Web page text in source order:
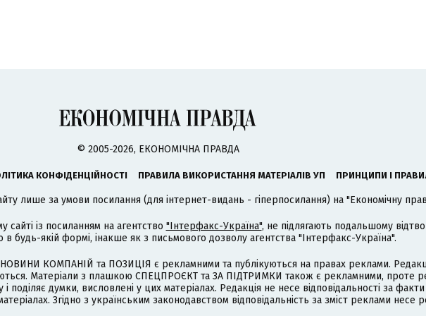
© 2005-2026, ЕКОНОМІЧНА ПРАВДА
КОНФІДЕНЦІЙНОСТІ ПРАВИЛА ВИКОРИСТАННЯ МАТЕРІАЛІВ УП ПРИНЦИПИ І
лише за умови посилання (для інтернет-видань - гіперпосилання) на "Економічну
сайті із посиланням на агентство "Інтерфакс-Україна", не підлягають подальшому
будь-якій формі, інакше як з письмового дозволу агентства "Інтерфакс-Україна".
НОВИНИ КОМПАНІЙ та ПОЗИЦІЯ є рекламними та публікуються на правах реклами.
Матеріали з плашкою СПЕЦПРОЄКТ та ЗА ПІДТРИМКИ також є рекламними, проте
поділяє думки, висловлені у цих матеріалах. Редакція не несе відповідальності за факти
Згідно з українським законодавством відповідальність за зміст реклами несе